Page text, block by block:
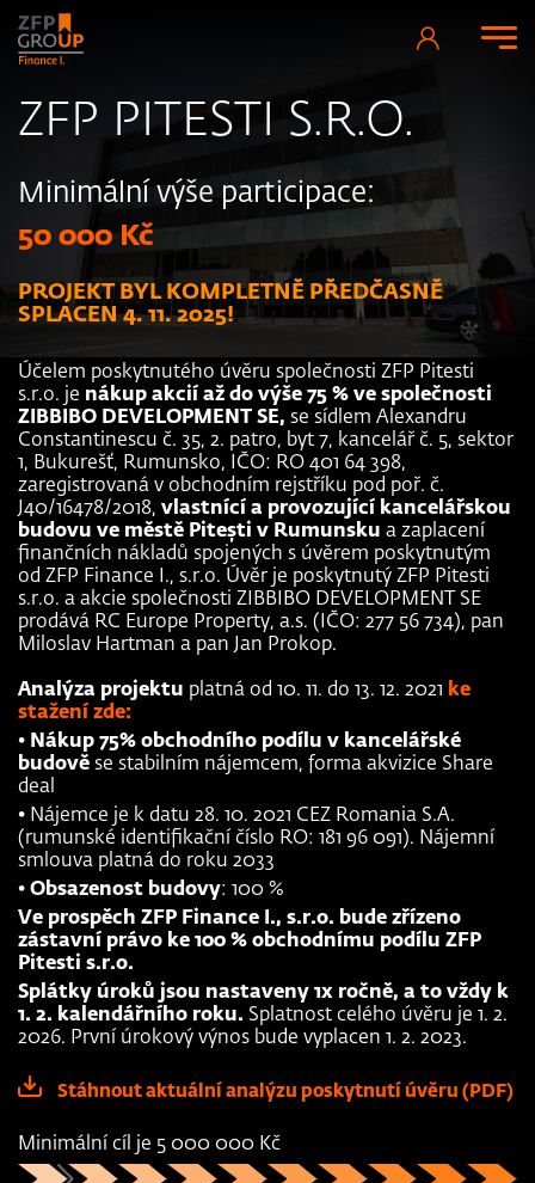
ZFP PITESTI S.R.O.
Minimální výše participace:
50 000 Kč
PROJEKT BYL KOMPLETNĚ PŘEDČASNĚ
SPLACEN 4. 11. 2025!
Účelem poskytnutého úvěru společnosti ZFP Pitesti
s.r.o. je nákup akcií až do výše 75 % ve společnosti
ZIBBIBO DEVELOPMENT SE, se sídlem Alexandru
Constantinescu č. 35, 2. patro, byt 7, kancelář č. 5, sektor
1, Bukurešť, Rumunsko, IČO: RO 401 64 398,
zaregistrovaná v obchodním rejstříku pod poř. č.
J40/16478/2018, vlastnící a provozující kancelářskou
budovu ve městě Pitești v Rumunsku a zaplacení
finančních nákladů spojených s úvěrem poskytnutým
od ZFP Finance I., s.r.o. Úvěr je poskytnutý ZFP Pitesti
s.r.o. a akcie společnosti ZIBBIBO DEVELOPMENT SE
prodává RC Europe Property, a.s. (IČO: 277 56 734), pan
Miloslav Hartman a pan Jan Prokop.
Analýza projektu platná od 10. 11. do 13. 12. 2021 ke
stažení zde:
• Nákup 75% obchodního podílu v kancelářské
budově se stabilním nájemcem, forma akvizice Share
deal
• Nájemce je k datu 28. 10. 2021 CEZ Romania S.A.
(rumunské identifikační číslo RO: 181 96 091). Nájemní
smlouva platná do roku 2033
• Obsazenost budovy: 100 %
Ve prospěch ZFP Finance I., s.r.o. bude zřízeno
zástavní právo ke 100 % obchodnímu podílu ZFP
Pitesti s.r.o.
Splátky úroků jsou nastaveny 1x ročně, a to vždy k
1. 2. kalendářního roku. Splatnost celého úvěru je 1. 2.
2026. První úrokový výnos bude vyplacen 1. 2. 2023.
Stáhnout aktuální analýzu poskytnutí úvěru (PDF)
Minimální cíl je 5 000 000 Kč